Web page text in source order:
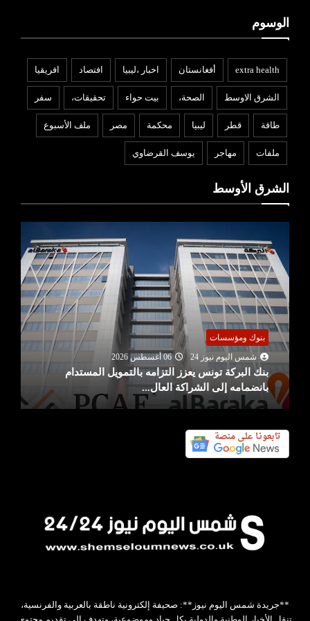
الوسوم
extra health أفغانستان اخبار ،ليبيا افتصاد افريقيا
الشرق الاوسط الصحة، بيت حواء تحقيقات، سفر
طاقة قطر ليبيا محكمة مصر ملف الأسبوع
ملفات مهاجر يوسف القرضاوي
الشرق الأوسط
بنوك ومؤسسات
شمس اليوم نيوز 24
06 أغسطس 2026
بنك البركة تونس يعزز التزامه بالتمويل المستدام
بانضمامه إلى الشراكة العال...
**جريدة شمس اليوم نيوز**: صحيفة إلكترونية ناطقة بالعربية والفرنسية،